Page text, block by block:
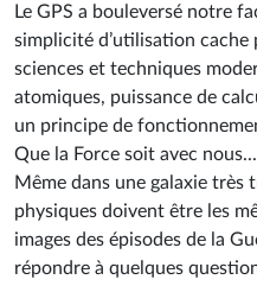
Le GPS a bouleversé notre
simplicité d’utilisation
sciences et techniques
atomiques, puissance de
un principe de
Que la Force soit avec
Même dans une galaxie très
physiques doivent être les
images des épisodes de la
répondre à quelques